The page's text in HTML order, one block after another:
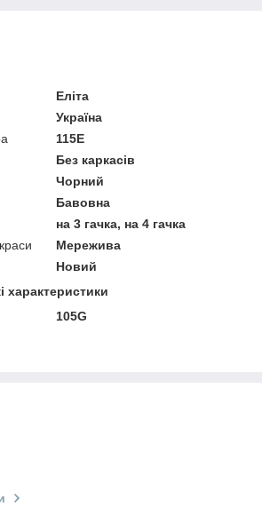
Еліта
Україна
115E
Без каркасів
Чорний
Бавовна
на 3 гачка, на 4 гачка
Мережива
Новий
характеристики
105G